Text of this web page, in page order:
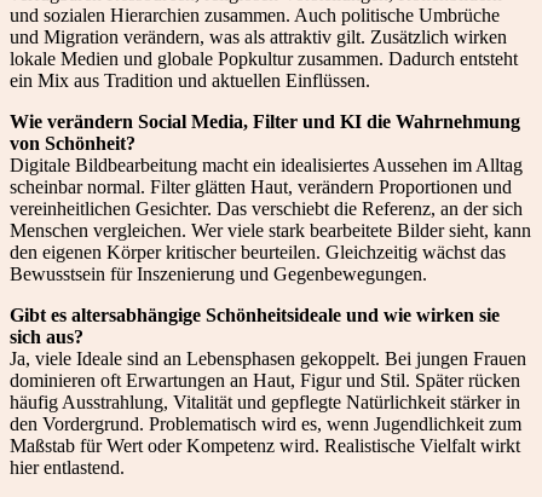
und sozialen Hierarchien zusammen. Auch politische Umbrüche
und Migration verändern, was als attraktiv gilt. Zusätzlich wirken
lokale Medien und globale Popkultur zusammen. Dadurch entsteht
ein Mix aus Tradition und aktuellen Einflüssen.
Wie verändern Social Media, Filter und KI die Wahrnehmung
von Schönheit?
Digitale Bildbearbeitung macht ein idealisiertes Aussehen im Alltag
scheinbar normal. Filter glätten Haut, verändern Proportionen und
vereinheitlichen Gesichter. Das verschiebt die Referenz, an der sich
Menschen vergleichen. Wer viele stark bearbeitete Bilder sieht, kann
den eigenen Körper kritischer beurteilen. Gleichzeitig wächst das
Bewusstsein für Inszenierung und Gegenbewegungen.
Gibt es altersabhängige Schönheitsideale und wie wirken sie
sich aus?
Ja, viele Ideale sind an Lebensphasen gekoppelt. Bei jungen Frauen
dominieren oft Erwartungen an Haut, Figur und Stil. Später rücken
häufig Ausstrahlung, Vitalität und gepflegte Natürlichkeit stärker in
den Vordergrund. Problematisch wird es, wenn Jugendlichkeit zum
Maßstab für Wert oder Kompetenz wird. Realistische Vielfalt wirkt
hier entlastend.